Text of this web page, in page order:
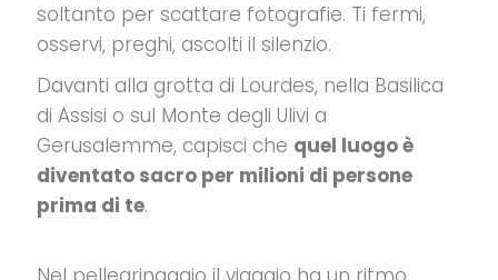
soltanto per scattare fotografie. Ti fermi,
osservi, preghi, ascolti il silenzio.
Davanti alla grotta di Lourdes, nella Basilica
di Assisi o sul Monte degli Ulivi a
Gerusalemme, capisci che quel luogo è
diventato sacro per milioni di persone
prima di te.